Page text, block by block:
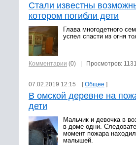
Стали известны
котором погибли дети
Глава многодетного
успел спасти из огня
Комментарии (0) | Просмотров:
07.02.2019 12:15 [Общее ]
В омской деревне на
дети
Мальчик и девочка в
в доме одни.
момент пожара
малышей.